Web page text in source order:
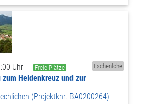
Uhr Freie Plätze Eschenlohe
Heldenkreuz und zur
(Projektknr. BA0200264)